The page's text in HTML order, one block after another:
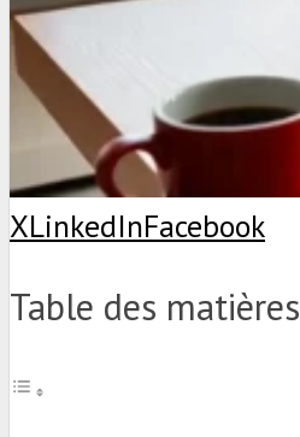
XLinkedInFacebook
Table des matières